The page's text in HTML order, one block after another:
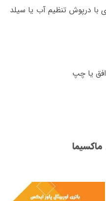
با درپوش تنظیم آب یا سیلد
یا چپ